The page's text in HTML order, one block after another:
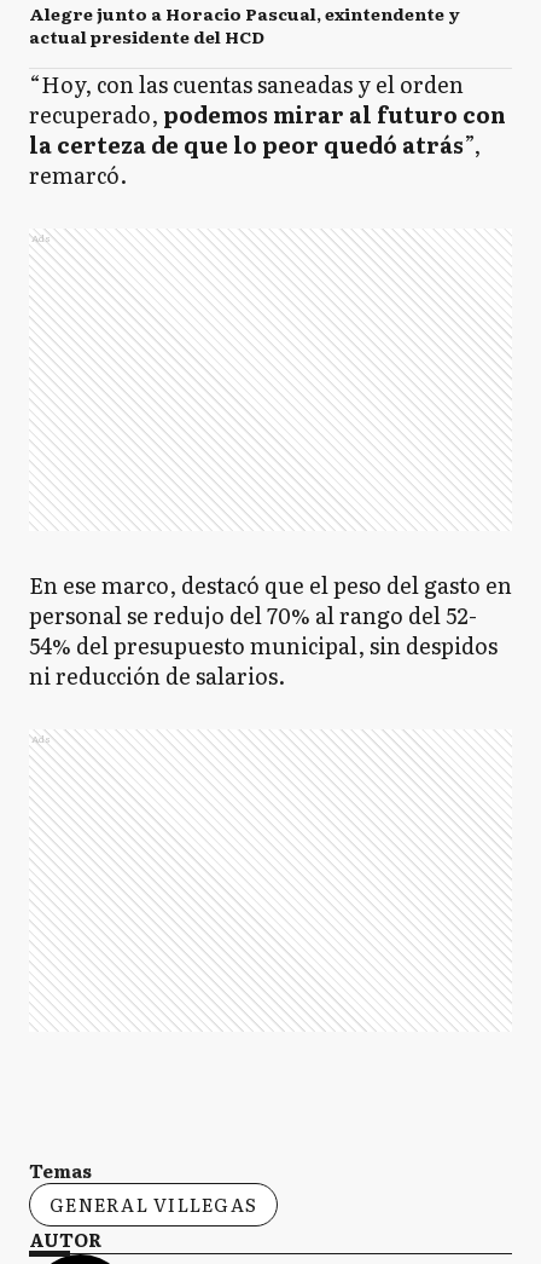
Alegre junto a Horacio Pascual, exintendente y
actual presidente del HCD
“Hoy, con las cuentas saneadas y el orden
recuperado, podemos mirar al futuro con
la certeza de que lo peor quedó atrás”,
remarcó.
Ads
En ese marco, destacó que el peso del gasto en
personal se redujo del 70% al rango del 52-
54% del presupuesto municipal, sin despidos
ni reducción de salarios.
Ads
Temas
GENERAL VILLEGAS
AUTOR